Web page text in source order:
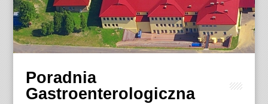
Poradnia
Gastroenterologiczna